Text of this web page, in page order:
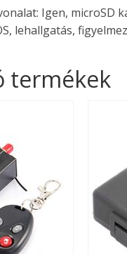
Igen, microSD
lehallgatás,
termékek